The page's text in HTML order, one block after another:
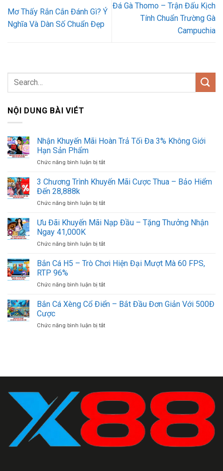
Mơ Thấy Rắn Cắn Đánh Gì? Ý
Nghĩa Và Dàn Số Chuẩn Đẹp
Đá Gà Thomo – Trận Đấu Kịch
Tính Chuẩn Trường Gà
Campuchia
NỘI DUNG BÀI VIÉT
Nhận Khuyến Mãi Hoàn Trả Tối Đa 3% Không Giới
Hạn Sản Phẩm
Chức năng bình luận bị tắtở
Khuyến
Mãi
Trả
Đa
Giới
Sản
3 Chương Trình Khuyến Mãi Cược Thua – Bảo Hiểm
Đến 28,888k
Chức năng bình luận bị tắtở
Chương
Trình
Mãi
Thua
Hiểm
28,888k
Ưu Đãi Khuyến Mãi Nạp Đầu – Tặng Thưởng Nhận
Ngay 41,000K
Chức năng bình luận bị tắtở
Đãi
Khuyến
Nạp
–
Nhận
Bắn Cá H5 – Trò Chơi Hiện Đại Mượt Mà 60 FPS,
RTP 96%
Chức năng bình luận bị tắtở
Cá
Trò
60
RTP
96%
Bắn Cá Xèng Cổ Điển – Bắt Đầu Đơn Giản Với 500Đ
Cược
Chức năng bình luận bị tắtở
–
Đầu
Đơn